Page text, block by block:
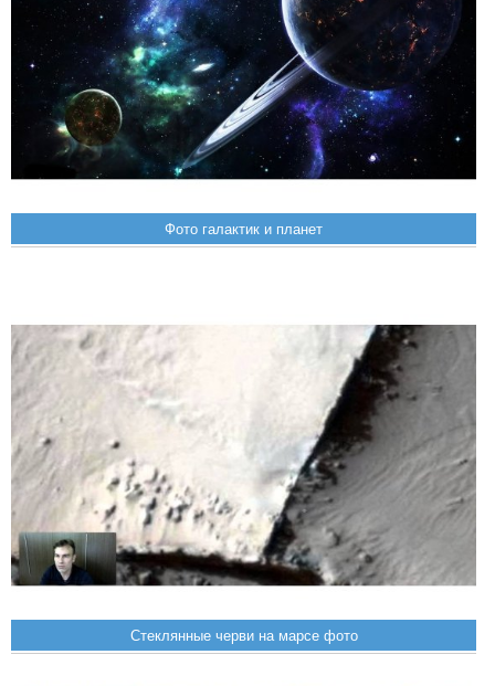
Фото галактик и планет
Стеклянные черви на марсе фото